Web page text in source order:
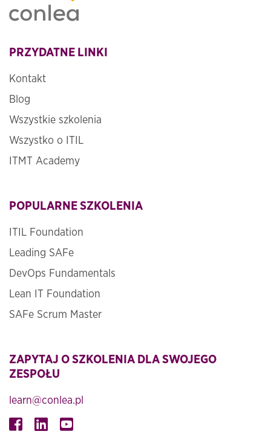
PRZYDATNE LINKI
Kontakt
Blog
Wszystkie szkolenia
Wszystko o ITIL
ITMT Academy
POPULARNE SZKOLENIA
ITIL Foundation
Leading SAFe
DevOps Fundamentals
Lean IT Foundation
SAFe Scrum Master
ZAPYTAJ O SZKOLENIA DLA SWOJEGO
ZESPOŁU
learn@conlea.pl